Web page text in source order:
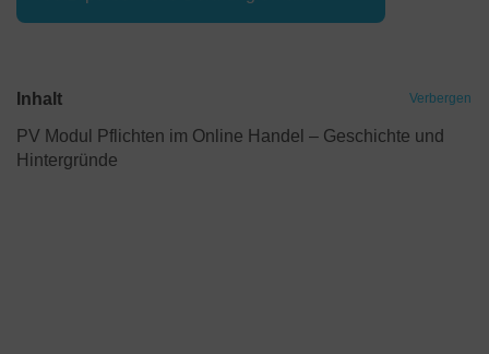
Inhalt Verbergen
PV Modul Pflichten im Online Handel – Geschichte und
Hintergründe